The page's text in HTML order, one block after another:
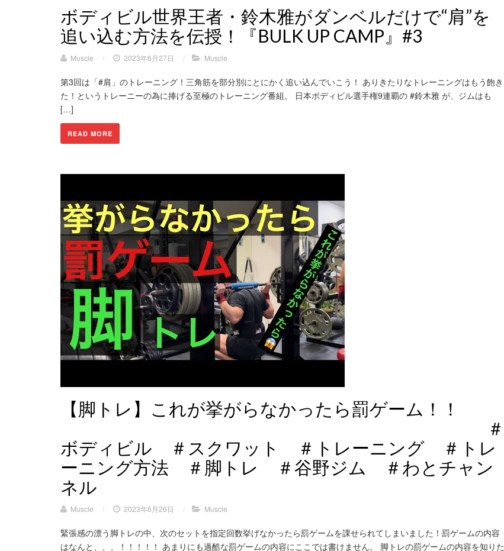
ボディビル世界王者・鈴木雅がダンベルだけで“肩”を
追い込む方法を伝授！『BULK UP CAMP』#3
Muscle / 2023年6月27日 / Muscle
第3回は「#肩」のトレーニング！三角筋を部分別にとにかく追い込んでいこう！ ありきたりなトレーニングはもう飽き
た！というトレーニーの為に捧げる至極のトレーニング番組。 日本ボディビル選手権9連覇の #鈴木雅 が、ジムはも
[…]
READ MORE
【脚トレ】これが挙がらなかったら罰ゲーム！！
＃
ボディビル ＃スクワット ＃トレーニング ＃トレ
ーニング方法 ＃脚トレ ＃谷野ジム ＃わとチャン
ネル
Muscle / 2023年6月26日 / Muscle
緊張感の漂う脚トレの中、次のセットを指定回数挙げなかったら罰ゲームを課せられてしまいました！罰ゲームの内容
はなんと、、、！！！！！ あまりにも過酷な罰ゲームの内容にここでは書けません。 脚トレの罰ゲームの内容を知りた